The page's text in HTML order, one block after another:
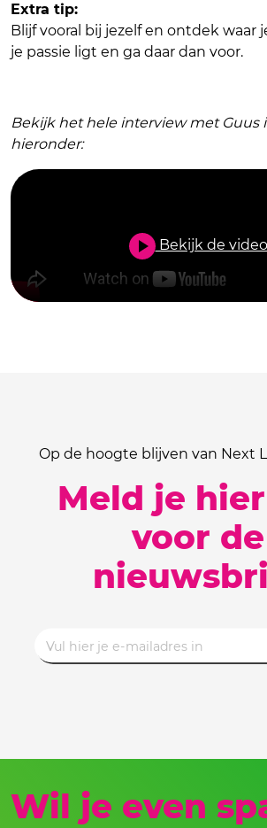
Extra tip:
Blijf vooral bij jezelf en ontdek waar
je passie ligt en ga daar dan voor.
Bekijk het hele interview met Guus
hieronder:
Bekijk de video
Op de hoogte blijven van Next
Meld je
voor de
Wil je even